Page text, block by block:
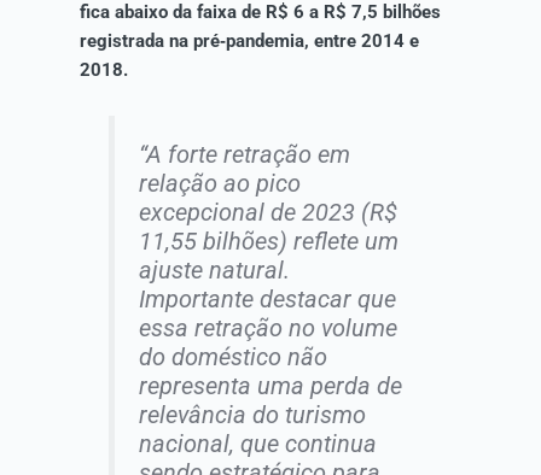
fica abaixo da faixa de R$ 6 a R$ 7,5 bilhões
registrada na pré‑pandemia, entre 2014 e
2018.
“A forte retração em
relação ao pico
excepcional de 2023 (R$
11,55 bilhões) reflete um
ajuste natural.
Importante destacar que
essa retração no volume
do doméstico não
representa uma perda de
relevância do turismo
nacional, que continua